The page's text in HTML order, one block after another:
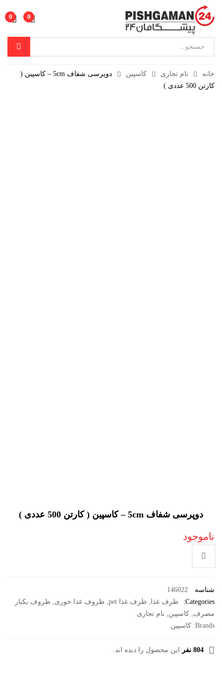
0
0
خانه نام تجاری کاسپین
دوپرسی شفاف 5cm – کاسپین (
کارتن 500 عددی )
دوپرسی شفاف 5cm – کاسپین ( کارتن 500 عددی )
ناموجود
شناسه
146022
Categories:
ظرف غذا , ظرف غذا pet , ظروف غذا خوری, ظروف یکبار
مصرف, کاسپین, نام تجاری
Brands: کاسپین
804 نفر این محصول را دیده اند.